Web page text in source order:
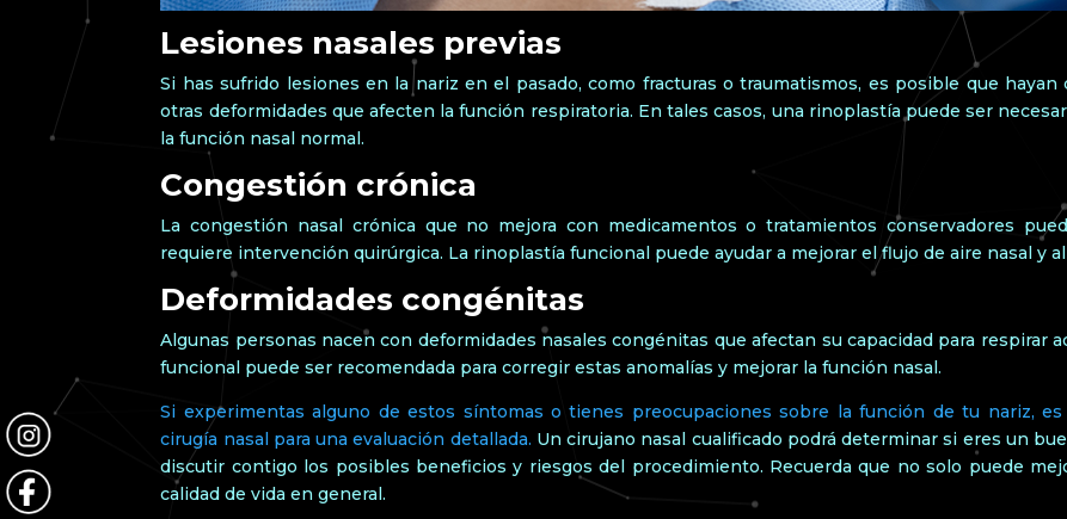
Lesiones nasales previas
Si has sufrido lesiones en la nariz en el pasado, como fracturas o traumatismos, es posible que
otras deformidades que afecten la función respiratoria. En tales casos, una rinoplastía puede ser
la función nasal normal.
Congestión crónica
La congestión nasal crónica que no mejora con medicamentos o tratamientos conservadores
requiere intervención quirúrgica. La rinoplastía funcional puede ayudar a mejorar el flujo de aire nasal y
Deformidades congénitas
Algunas personas nacen con deformidades nasales congénitas que afectan su capacidad para respirar
funcional puede ser recomendada para corregir estas anomalías y mejorar la función nasal.
Si experimentas alguno de estos síntomas o tienes preocupaciones sobre la función de tu nariz,
cirugía nasal para una evaluación detallada. Un cirujano nasal cualificado podrá determinar si eres un
discutir contigo los posibles beneficios y riesgos del procedimiento. Recuerda que no solo puede
calidad de vida en general.